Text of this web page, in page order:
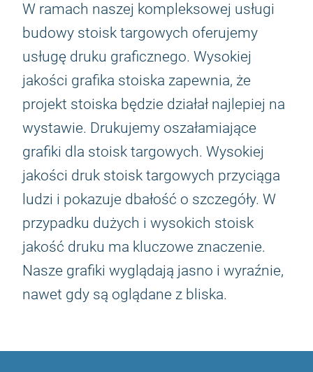
W ramach naszej kompleksowej usługi
budowy stoisk targowych oferujemy
usługę druku graficznego. Wysokiej
jakości grafika stoiska zapewnia, że
projekt stoiska będzie działał najlepiej na
wystawie. Drukujemy oszałamiające
grafiki dla stoisk targowych. Wysokiej
jakości druk stoisk targowych przyciąga
ludzi i pokazuje dbałość o szczegóły. W
przypadku dużych i wysokich stoisk
jakość druku ma kluczowe znaczenie.
Nasze grafiki wyglądają jasno i wyraźnie,
nawet gdy są oglądane z bliska.